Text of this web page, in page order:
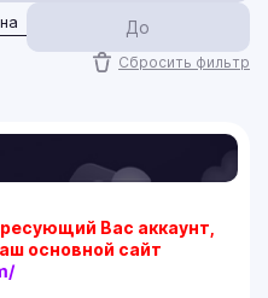
Discord
Сбросить фильтр
Вас аккаунт,
основной сайт